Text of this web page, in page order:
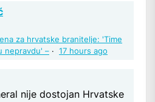
za hrvatske branitelje: 'Time
nepravdu' – · 17 hours ago
nije dostojan Hrvatske